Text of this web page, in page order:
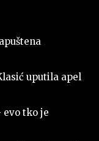
uputila apel
evo tko je